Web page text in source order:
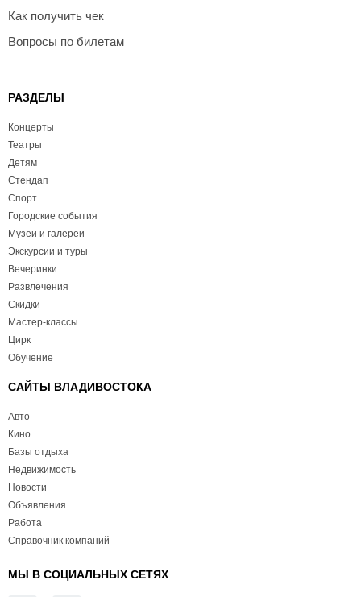
Как получить чек
Вопросы по билетам
РАЗДЕЛЫ
Концерты
Театры
Детям
Стендап
Спорт
Городские события
Музеи и галереи
Экскурсии и туры
Вечеринки
Развлечения
Скидки
Мастер-классы
Цирк
Обучение
САЙТЫ ВЛАДИВОСТОКА
Авто
Кино
Базы отдыха
Недвижимость
Новости
Объявления
Работа
Справочник компаний
МЫ В СОЦИАЛЬНЫХ СЕТЯХ